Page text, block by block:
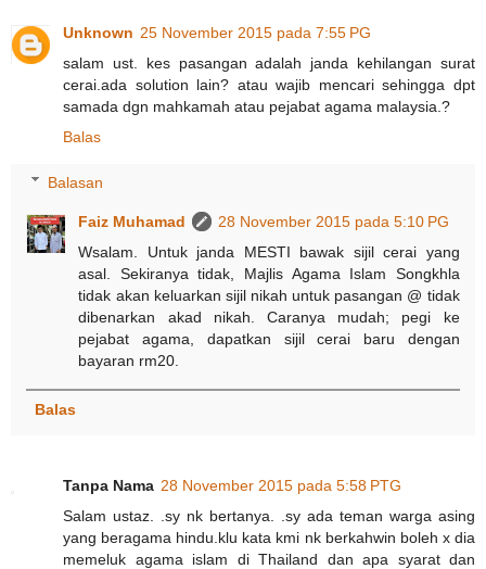
Unknown 25 November 2015 pada 7:55 PG
salam ust. kes pasangan adalah janda kehilangan surat
cerai.ada solution lain? atau wajib mencari sehingga dpt
samada dgn mahkamah atau pejabat agama malaysia.?
Balas
Balasan
Faiz Muhamad
28 November 2015 pada 5:10 PG
Wsalam. Untuk janda MESTI bawak sijil cerai yang
asal. Sekiranya tidak, Majlis Agama Islam Songkhla
tidak akan keluarkan sijil nikah untuk pasangan @ tidak
dibenarkan akad nikah. Caranya mudah; pegi ke
pejabat agama, dapatkan sijil cerai baru dengan
bayaran rm20.
Balas
Tanpa Nama 28 November 2015 pada 5:58 PTG
Salam ustaz. .sy nk bertanya. .sy ada teman warga asing
yang beragama hindu.klu kata kmi nk berkahwin boleh x dia
memeluk agama islam di Thailand dan apa syarat dan